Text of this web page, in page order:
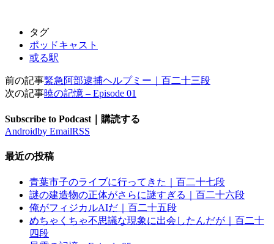
タグ
ポッドキャスト
或る駅
前の記事緊急阿部逮捕ヘルプミー｜百二十三段
次の記事暁の記憶 – Episode 01
Subscribe to Podcast｜購読する
Androidby EmailRSS
最近の投稿
青葉市子のライブに行ってきた｜百二十七段
謎の建造物の正体がさらに謎すぎる｜百二十六段
俺がフィジカルAIだ｜百二十五段
めちゃくちゃ不思議な現象に出会したんだが｜百二十
四段